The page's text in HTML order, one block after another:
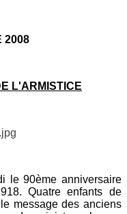
2008
L'ARMISTICE
le 90ème anniversaire
Quatre enfants de
message des anciens